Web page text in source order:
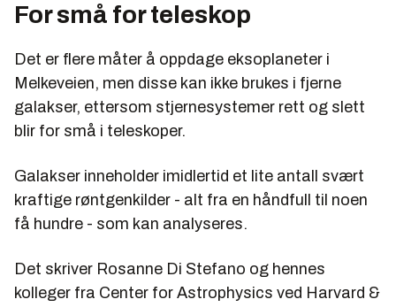
For små for teleskop
Det er flere måter å oppdage eksoplaneter i
Melkeveien, men disse kan ikke brukes i fjerne
galakser, ettersom stjernesystemer rett og slett
blir for små i teleskoper.
Galakser inneholder imidlertid et lite antall svært
kraftige røntgenkilder - alt fra en håndfull til noen
få hundre - som kan analyseres.
Det skriver Rosanne Di Stefano og hennes
kolleger fra Center for Astrophysics ved Harvard &